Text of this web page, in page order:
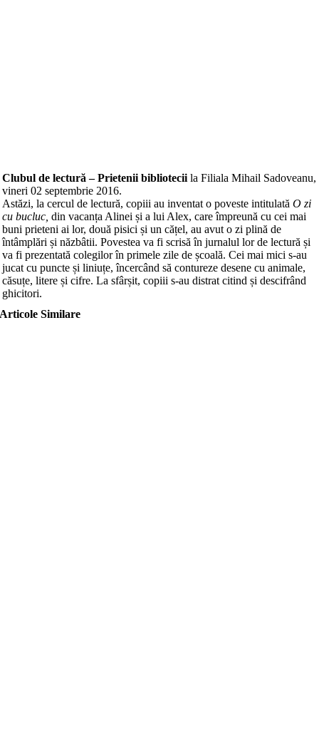
Clubul de lectură – Prietenii bibliotecii la Filiala Mihail Sadoveanu,
vineri 02 septembrie 2016.
Astăzi, la cercul de lectură, copiii au inventat o poveste intitulată O zi
cu bucluc, din vacanța Alinei și a lui Alex, care împreună cu cei mai
buni prieteni ai lor, două pisici și un cățel, au avut o zi plină de
întâmplări și năzbâtii. Povestea va fi scrisă în jurnalul lor de lectură și
va fi prezentată colegilor în primele zile de școală. Cei mai mici s-au
jucat cu puncte și liniuțe, încercând să contureze desene cu animale,
căsuțe, litere și cifre. La sfârșit, copiii s-au distrat citind și descifrând
ghicitori.
Articole Similare